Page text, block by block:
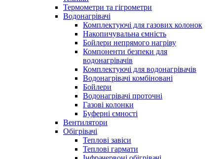
Термометри та гігрометри
Водонагрівачі
Комплектуючі для газових колонок
Накопичувальна ємність
Бойлери непрямого нагріву
Компоненти безпеки для
водонагрівачів
Комплектуючі для водонагрівачів
Водонагрівачі комбіновані
Бойлери
Водонагрівачі проточні
Газові колонки
Буферні ємності
Вентилятори
Обігрівачі
Теплові завіси
Теплові гармати